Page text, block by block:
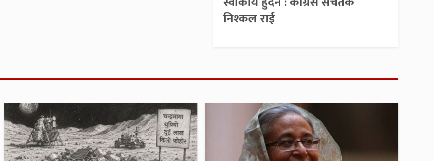
निश्कल राई